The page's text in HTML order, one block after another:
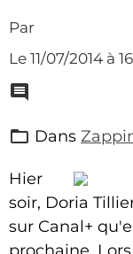
Par
Le 11/07/2014 à
Dans
Hier
soir, Doria
sur Canal+